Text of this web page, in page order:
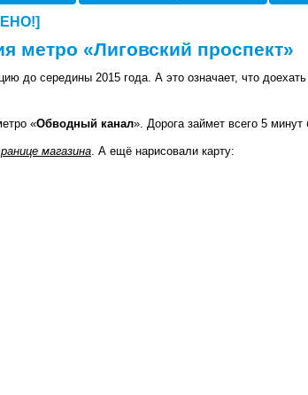
метро «Лиговский проспект»
до середины 2015 года. А это означает, что
«Обводный канал». Дорога займет всего 5 минут
магазина. А ещё нарисовали карту: